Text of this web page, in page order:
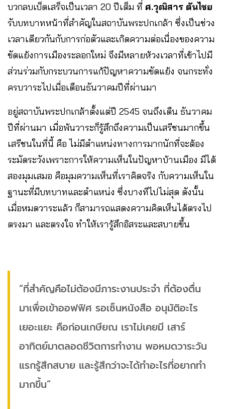
บวกลบเบ็ดเสร็จเป็นเวลา 20 ปีเต็ม ที่ ศ.วุฒิสาร ตันไชย
รับบทบาทหน้าที่สำคัญในสถาบันพระปกเกล้า ซึ่งเป็นช่วง
เวลาเดียวกันกับการก่อตัวและเกิดความต่อเนื่องของความ
ขัดแย้งการเมืองระลอกใหม่ จึงมีหลายห้วงเวลาที่เข้าไปมี
ส่วนร่วมกับกระบวนการแก้ปัญหาความขัดแย้ง จนกระทั่ง
ครบวาระไปเมื่อเดือนธันวาคมปีที่ผ่านมา
อยู่สถาบันพระปกเกล้าตั้งแต่ปี 2545 จนถึงเดืน ธันวาคม
ปีที่ผ่านมา เมื่อพ้นวาระก็รู้สึกถึงความเป็นเสรีชนมากขึ้น
เสรีชนในที่นี้ คือ ไม่มีตำแหน่งทางการมากนักที่จะต้อง
ระมัดระวังเพราะการให้ความเห็นในปัญหาบ้านเมือง มีได้
สองมุมเสมอ คือมุมความเห็นที่เราคิดจริง กับความเห็นใน
ฐานะที่มีบทบาทและตำแหน่ง ซึ่งบางทีไปไม่สุด ดังนั้น
เมื่อหมดวาระแล้ว ก็สามารถแสดงความคิดเห็นได้ตรงไป
ตรงมา และตรงใจ ทำให้เรารู้สึกอิสระและสบายขึ้น
“ที่สำคัญคือไม่ต้องมีภาระงานประจำ ที่ต้องตื่น
มาเพื่อเข้าออฟฟิศ รอเซ็นหนังสือ อนุมัติอะไร
เยอะแยะ คือก่อนเกษียณ เราไม่เคยมี เสาร์
อาทิตย์มาตลอดชีวิตการทำงาน พอหมดวาระวัน
แรกรู้สึกสบาย และรู้สึกว่าจะได้ทำอะไรที่อยากทำ
มากขึ้น”